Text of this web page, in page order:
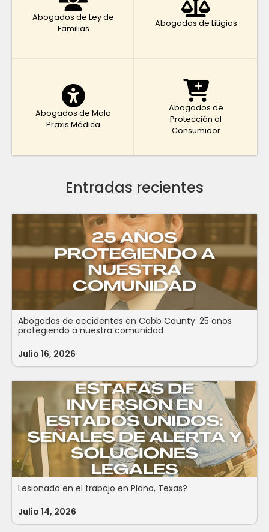
Abogados de Ley de
Familias
Abogados de Litigios
Abogados de Mala
Praxis Médica
Abogados de
Protección al
Consumidor
Entradas recientes
Abogados de accidentes en Cobb County: 25 años
protegiendo a nuestra comunidad
Julio 16, 2026
Lesionado en el trabajo en Plano, Texas?
Julio 14, 2026